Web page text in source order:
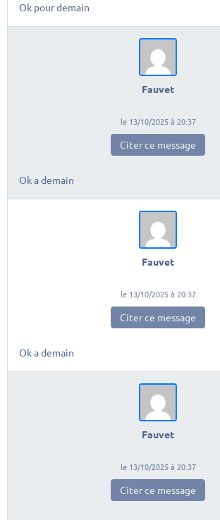
Ok pour demain
Fauvet
le 13/10/2025 à 20:37
Citer ce message
Ok a demain
Fauvet
le 13/10/2025 à 20:37
Citer ce message
Ok a demain
Fauvet
le 13/10/2025 à 20:37
Citer ce message